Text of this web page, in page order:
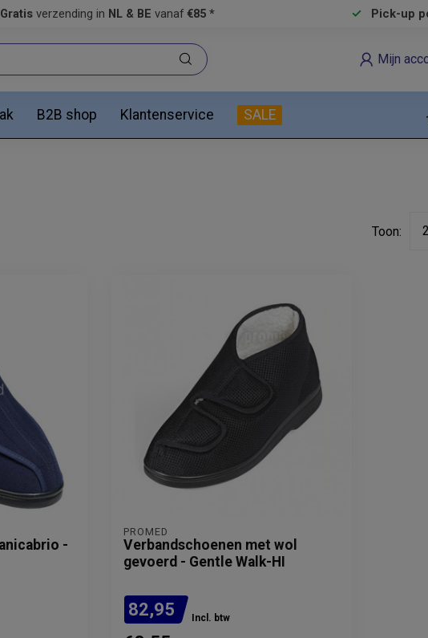
Gratis verzending in NL & BE vanaf €85 * Pick-up
Mijn
B2B shop Klantenservice SALE
Toon:
-
PROMED
Verbandschoenen met wol
gevoerd - Gentle Walk-HI
82,95 Incl. btw